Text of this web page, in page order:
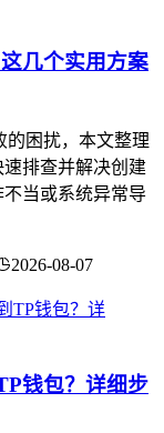
几个实用方案
的困扰，本文整理
排查并解决创建
当或系统异常导
2026-08-07
钱包？详细步